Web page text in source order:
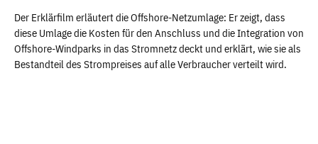
Der Erklärfilm erläutert die Offshore-Netzumlage: Er zeigt, dass
diese Umlage die Kosten für den Anschluss und die Integration von
Offshore-Windparks in das Stromnetz deckt und erklärt, wie sie als
Bestandteil des Strompreises auf alle Verbraucher verteilt wird.